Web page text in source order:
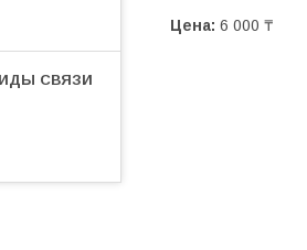
Цена: 6 000 ₸